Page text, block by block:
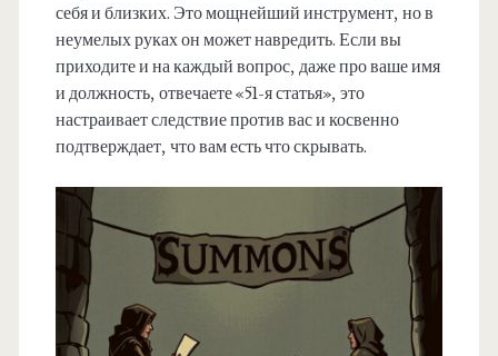
себя и близких. Это мощнейший инструмент, но в
неумелых руках он может навредить. Если вы
приходите и на каждый вопрос, даже про ваше имя
и должность, отвечаете «51-я статья», это
настраивает следствие против вас и косвенно
подтверждает, что вам есть что скрывать.